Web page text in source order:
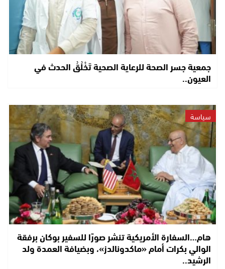
جمعية جسر الصحة للرعاية الصحية تَخْلُقُ الحدث في
العيون..
سياسة
هام…السفارة الأمريكية تنشر صورًا للسفير بوكان برفقة
الوالي بكرات أمام «ماكدونالدز»، وبضيافة العمدة ولد
الرشيد..